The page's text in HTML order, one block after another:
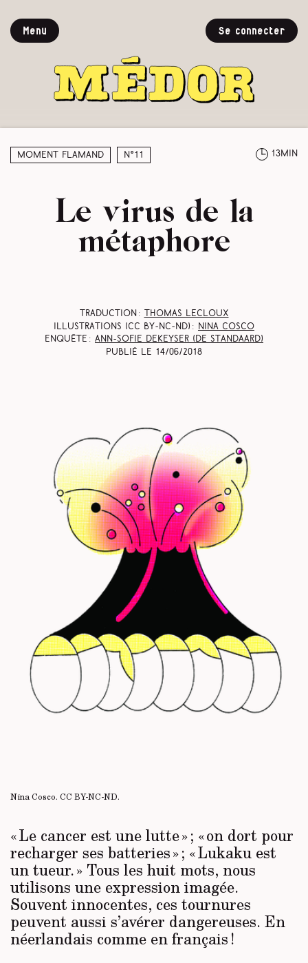
Menu Se connecter
Moment Flamand N°11 13min
Le virus de la
métaphore
Traduction :
Thomas Lecloux
Illustrations (CC BY-NC-ND) :
Nina Cosco
Enquête : Ann-Sofie Dekeyser ( De Standaard)
Publié le 14/06/2018
Nina Cosco. CC BY-NC-ND.
« Le cancer est une lutte » ; « on dort pour
recharger ses batteries » ; « Lukaku est
un tueur. » Tous les huit mots, nous
utilisons une expression imagée.
Souvent innocentes, ces tournures
peuvent aussi s’avérer dangereuses. En
néerlandais comme en français !